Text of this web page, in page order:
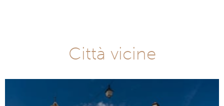
Città vicine